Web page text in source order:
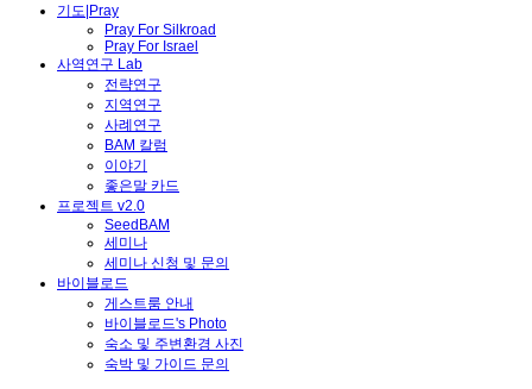
기도|Pray
Pray For Silkroad
Pray For Israel
사역연구 Lab
전략연구
지역연구
사례연구
BAM 칼럼
이야기
좋은말 카드
프로젝트 v2.0
SeedBAM
세미나
세미나 신청 및 문의
바이블로드
게스트룸 안내
바이블로드's Photo
숙소 및 주변환경 사진
숙박 및 가이드 문의